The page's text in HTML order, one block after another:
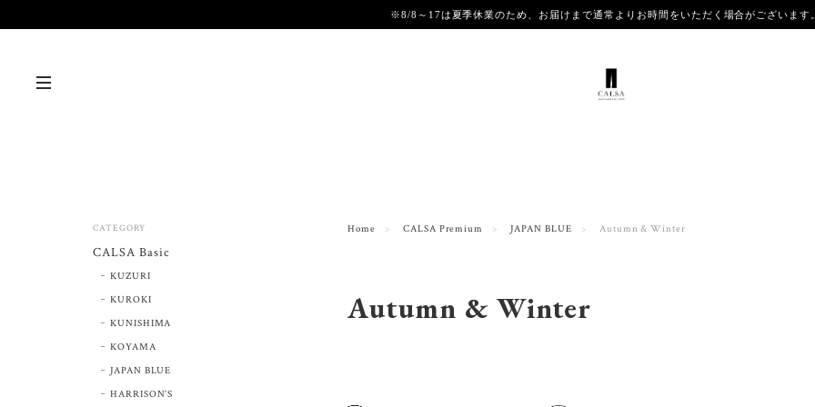
※8/8～17は夏季休業のため、お届けまで通常よりお時間をいただく場合がございま
Home CALSA Premium JAPAN BLUE Autumn & Winter
Autumn & Winter
CATEGORY
CALSA Basic
KUZURI
KUROKI
KUNISHIMA
KOYAMA
JAPAN BLUE
HARRISON’S